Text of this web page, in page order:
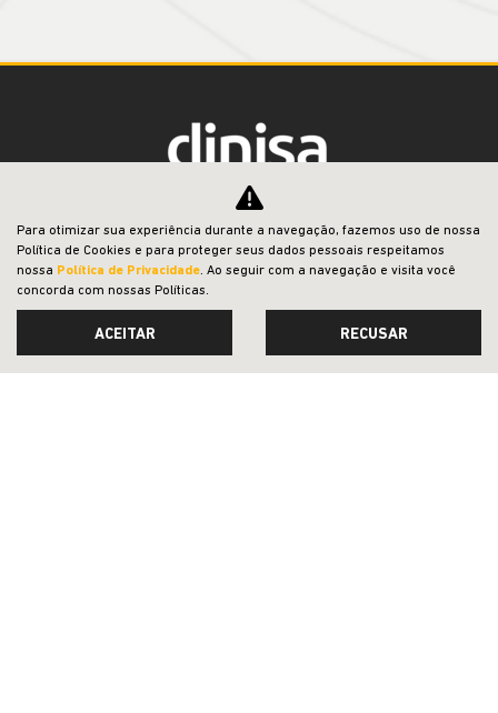
DINISA MIRAE VEICULOS LTDA
CNPJ: 07.908.525/0001-79
Para otimizar sua experiência durante a navegação, fazemos uso de nossa
Política de Cookies e para proteger seus dados pessoais respeitamos
nossa Política de Privacidade. Ao seguir com a navegação e visita você
concorda com nossas Políticas.
ACEITAR RECUSAR